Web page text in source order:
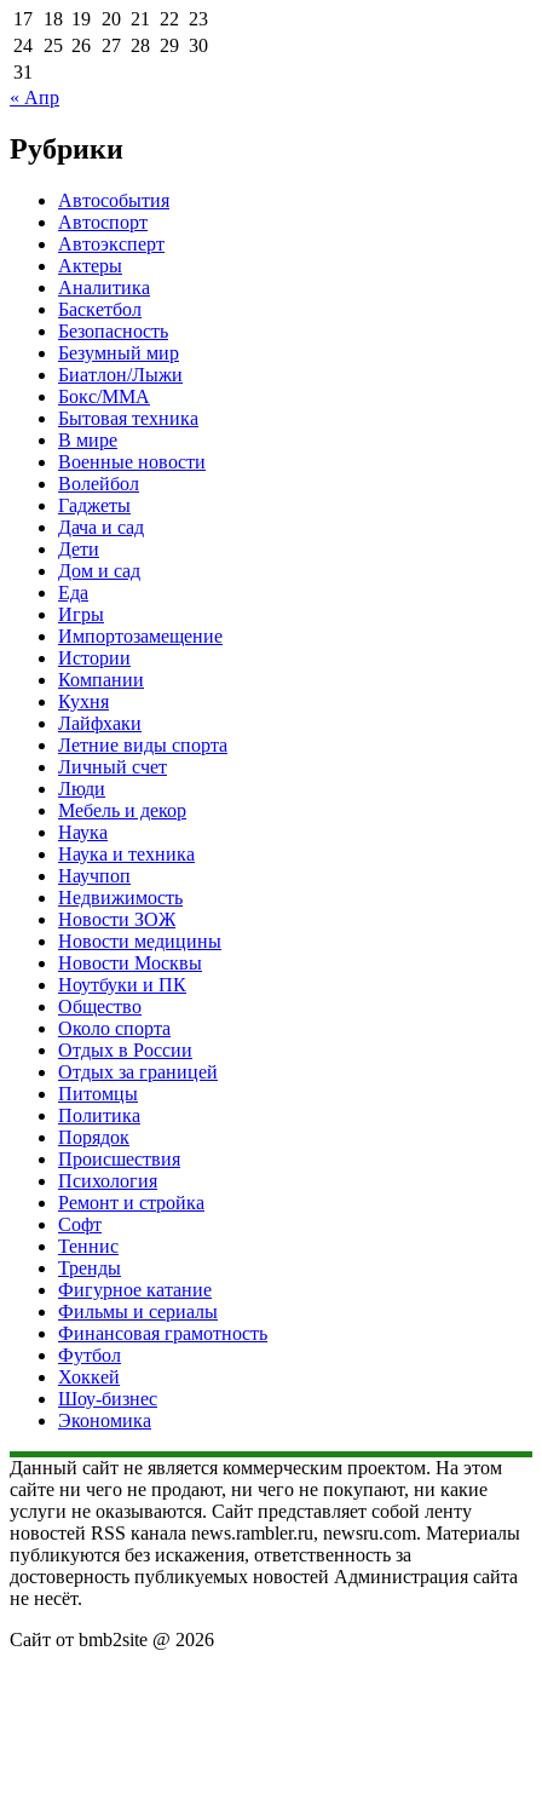
17 18 19 20 21 22 23
24 25 26 27 28 29 30
31
« Апр
Рубрики
Автособытия
Автоспорт
Автоэксперт
Актеры
Аналитика
Баскетбол
Безопасность
Безумный мир
Биатлон/Лыжи
Бокс/MMA
Бытовая техника
В мире
Военные новости
Волейбол
Гаджеты
Дача и сад
Дети
Дом и сад
Еда
Игры
Импортозамещение
Истории
Компании
Кухня
Лайфхаки
Летние виды спорта
Личный счет
Люди
Мебель и декор
Наука
Наука и техника
Научпоп
Недвижимость
Новости ЗОЖ
Новости медицины
Новости Москвы
Ноутбуки и ПК
Общество
Около спорта
Отдых в России
Отдых за границей
Питомцы
Политика
Порядок
Происшествия
Психология
Ремонт и стройка
Софт
Теннис
Тренды
Фигурное катание
Фильмы и сериалы
Финансовая грамотность
Футбол
Хоккей
Шоу-бизнес
Экономика
Данный сайт не является коммерческим проектом. На этом
сайте ни чего не продают, ни чего не покупают, ни какие
услуги не оказываются. Сайт представляет собой ленту
новостей RSS канала news.rambler.ru, newsru.com. Материалы
публикуются без искажения, ответственность за
достоверность публикуемых новостей Администрация сайта
не несёт.
Сайт от bmb2site @ 2026